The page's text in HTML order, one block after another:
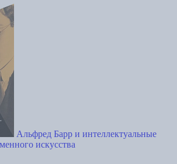
Альфред Барр и интеллектуальные
искусства